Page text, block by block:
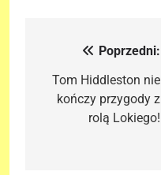
Nawigacja
wpisu
Poprzedni:
Tom Hiddleston nie
kończy przygody z
rolą Lokiego!